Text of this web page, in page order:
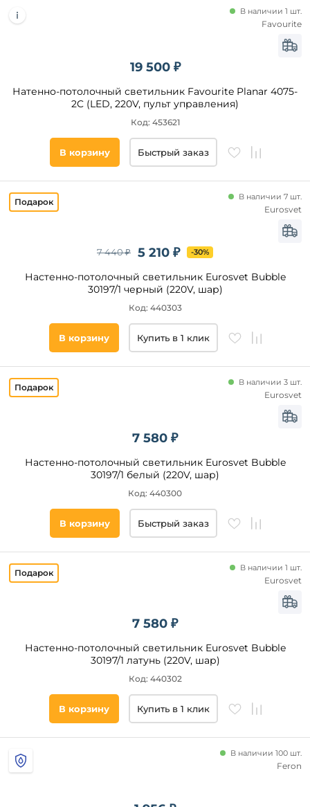
19 500 ₽
Натенно-потолочный светильник Favourite Planar 4075-
2C (LED, 220V, пульт управления)
В наличии 1 шт.
Код: 453621
Favourite
В корзину Быстрый заказ
5 210 ₽
7 440 ₽ -30%
Настенно-потолочный светильник Eurosvet Bubble
30197/1 черный (220V, шар)
В наличии 7 шт.
Код: 440303
Eurosvet
В корзину Купить в 1 клик
7 580 ₽
Настенно-потолочный светильник Eurosvet Bubble
30197/1 белый (220V, шар)
В наличии 3 шт.
Код: 440300
Eurosvet
В корзину Быстрый заказ
7 580 ₽
Настенно-потолочный светильник Eurosvet Bubble
30197/1 латунь (220V, шар)
В наличии 1 шт.
Код: 440302
Eurosvet
В корзину Купить в 1 клик
В наличии 100 шт.
Feron